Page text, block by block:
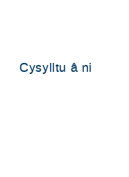
Cysylltu â ni